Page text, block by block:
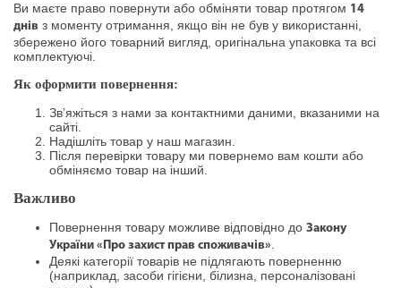
Ви маєте право повернути або обміняти товар протягом 14
днів з моменту отримання, якщо він не був у використанні,
збережено його товарний вигляд, оригінальна упаковка та всі
комплектуючі.
Як оформити повернення:
Зв’яжіться з нами за контактними даними, вказаними на
сайті.
Надішліть товар у наш магазин.
Після перевірки товару ми повернемо вам кошти або
обміняємо товар на інший.
Важливо
Повернення товару можливе відповідно до Закону
України «Про захист прав споживачів».
Деякі категорії товарів не підлягають поверненню
(наприклад, засоби гігієни, білизна, персоналізовані